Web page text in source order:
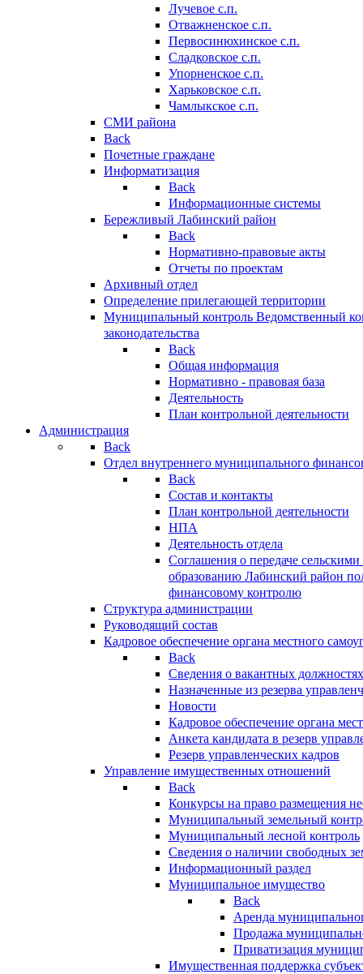
Лучевое с.п.
Отважненское с.п.
Первосинюхинское с.п.
Сладковское с.п.
Упорненское с.п.
Харьковское с.п.
Чамлыкское с.п.
СМИ района
Back
Почетные граждане
Информатизация
Back
Информационные системы
Бережливый Лабинский район
Back
Нормативно-правовые акты
Отчеты по проектам
Архивный отдел
Определение прилегающей территории
Муниципальный контроль Ведомственный
законодательства
Back
Общая информация
Нормативно - правовая база
Деятельность
План контрольной деятельности
Администрация
Back
Отдел внутреннего муниципального
Back
Состав и контакты
План контрольной деятельности
НПА
Деятельность отдела
Соглашения о передаче
образованию Лабинский район
финансовому контролю
Структура администрации
Руководящий состав
Кадровое обеспечение органа местного
Back
Сведения о вакантных
Назначенные из резерва
Новости
Кадровое обеспечение органа
Анкета кандидата в резерв
Резерв управленческих кадров
Управление имущественных отношений
Back
Конкурсы на право размещения
Муниципальный земельный
Муниципальный лесной контроль
Сведения о наличии свободных
Информационный раздел
Муниципальное имущество
Back
Аренда
Продажа
Приватизация
Имущественная поддержка